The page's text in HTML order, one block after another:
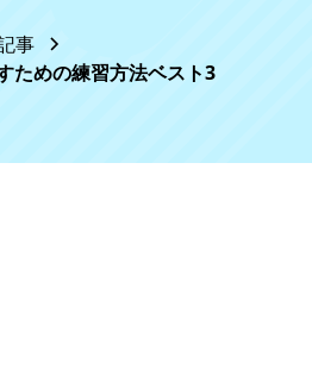
事
ための練習方法ベスト3